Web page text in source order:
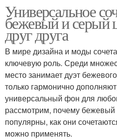
Универсальное
бежевый и серый
друг друга
В мире дизайна и моды
ключевую роль. Среди
место занимает дуэт
только гармонично
универсальный фон для
рассмотрим, почему бежевый
популярны, как они
можно применять.